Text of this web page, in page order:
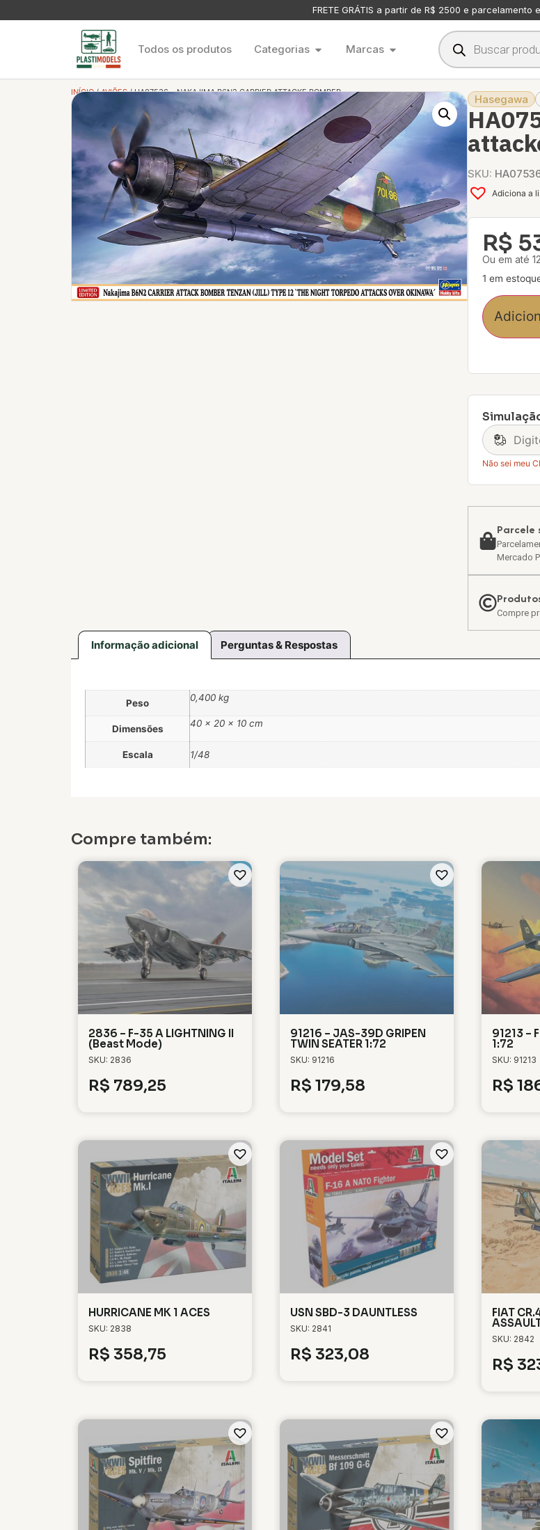
FRETE GRÁTIS a partir de R$ 2500 e parcelamento
Todos os produtos Categorias Marcas
INÍCIO/AVIÕES/ HA07536 – NAKAJIMA B6N2 CARRIER ATTACKE BOMBER
Hasegawa
SKU:
Adiciona a
R$
Ou em até
1 em
Não sei meu
Parcele
Mercado
Compre
Informação adicional Perguntas & Respostas
Peso 0,400 kg
Dimensões 40 × 20 × 10 cm
Escala 1/48
Compre também:
2836 – F-35 A LIGHTNING II
(Beast Mode)
SKU: 2836
R$ 789,25
91216 – JAS-39D GRIPEN
TWIN SEATER 1:72
SKU: 91216
R$ 179,58
91213 –
1:72
SKU: 91213
R$
HURRICANE MK 1 ACES
SKU: 2838
R$ 358,75
USN SBD-3 DAUNTLESS
SKU: 2841
R$ 323,08
FIAT
SKU: 2842
R$